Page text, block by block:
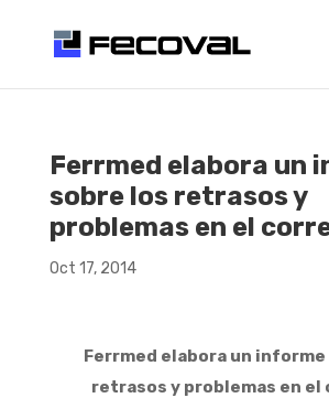
Ferrmed elabora un
sobre los retrasos y
problemas en el
Oct 17, 2014
Ferrmed elabora un
retrasos y problemas en el